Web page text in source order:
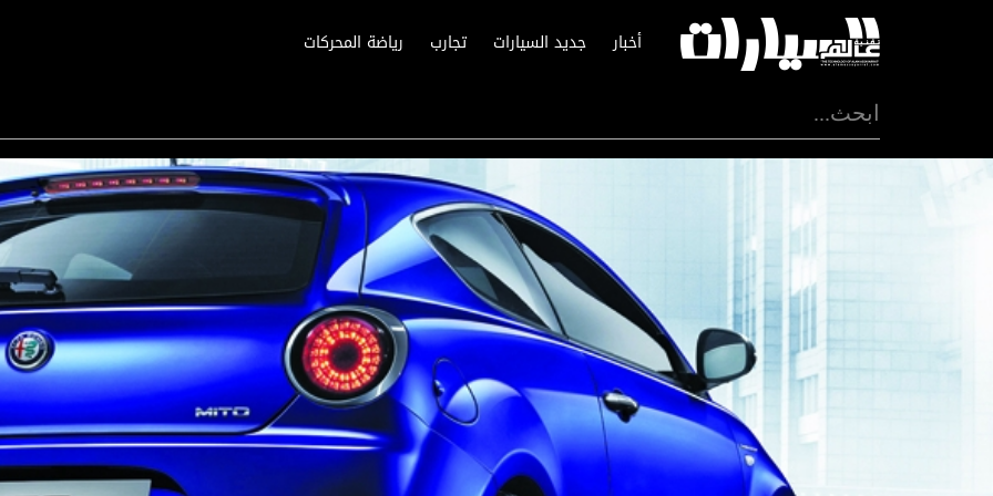
أخبار جديد السيارات تجارب رياضة المحركات